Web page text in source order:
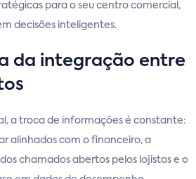
para o seu centro comercial,
decisões inteligentes.
da integração entre
a troca de informações é constante:
alinhados com o financeiro, a
chamados abertos pelos lojistas e o